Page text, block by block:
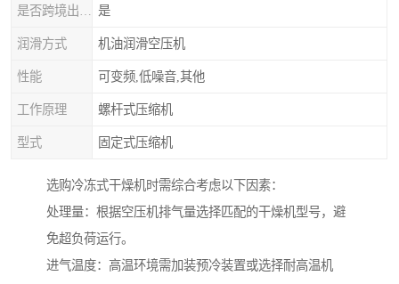
是
润滑方式 机油润滑空压机
性能 可变频,低噪音,其他
工作原理 螺杆式压缩机
型式 固定式压缩机
选购冷冻式干燥机时需综合考虑以下因素：
处理量：根据空压机排气量选择匹配的干燥机型号，避
免超负荷运行。
进气温度：高温环境需加装预冷装置或选择耐高温机